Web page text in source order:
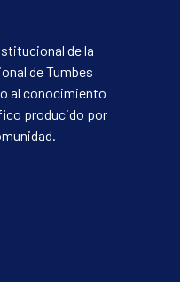
de la
de Tumbes
al conocimiento
producido por